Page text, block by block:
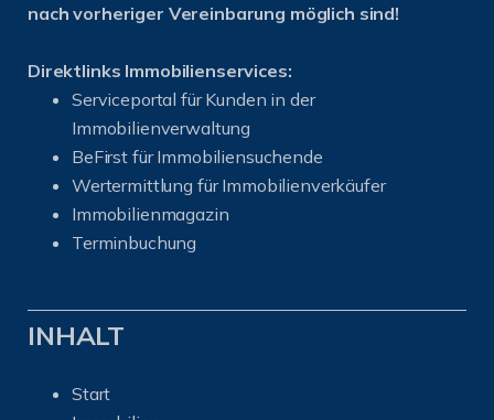
nach vorheriger Vereinbarung möglich sind!
Direktlinks Immobilienservices:
Serviceportal für Kunden in der
Immobilienverwaltung
BeFirst für Immobiliensuchende
Wertermittlung für Immobilienverkäufer
Immobilienmagazin
Terminbuchung
INHALT
Start